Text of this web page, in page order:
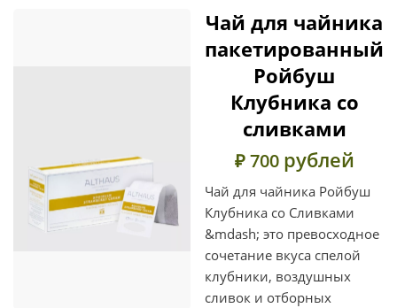
Чай для чайника
пакетированный
Ройбуш
Клубника со
сливками
₽ 700 рублей
Чай для чайника Ройбуш
Клубника со Сливками
&mdash; это превосходное
сочетание вкуса спелой
клубники, воздушных
сливок и отборных